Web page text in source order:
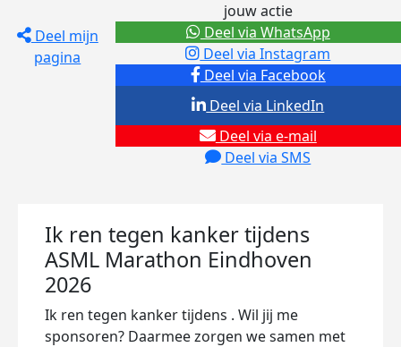
Deel mijn
pagina
jouw actie
Deel via Facebook
Deel via Instagram
Deel via e-mail
Deel via SMS
Deel via LinkedIn
Deel via WhatsApp
Ik ren tegen kanker tijdens
ASML Marathon Eindhoven
2026
Ik ren tegen kanker tijdens . Wil jij me
sponsoren? Daarmee zorgen we samen met